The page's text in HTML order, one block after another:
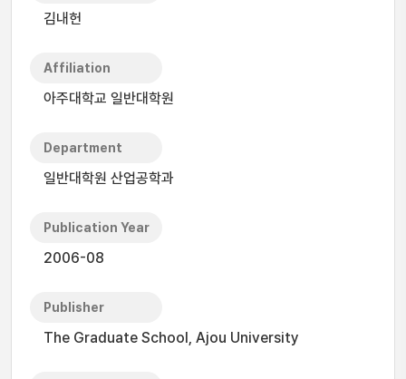
김내헌
Affiliation
아주대학교 일반대학원
Department
일반대학원 산업공학과
Publication Year
2006-08
Publisher
The Graduate School, Ajou University